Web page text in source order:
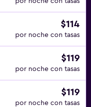
$114
por noche con tasas
$119
por noche con tasas
$119
por noche con tasas